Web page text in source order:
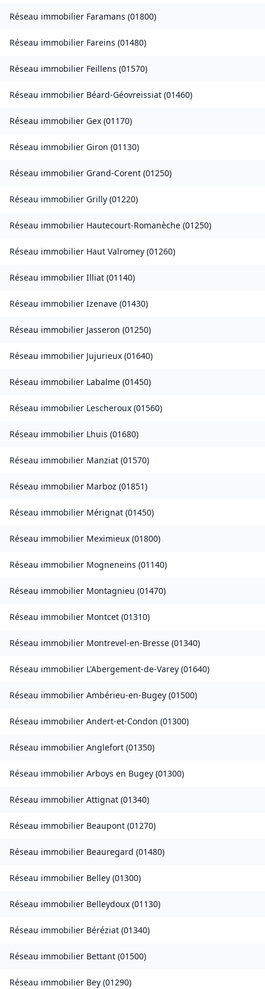
Réseau immobilier Faramans (01800)
Réseau immobilier Fareins (01480)
Réseau immobilier Feillens (01570)
Réseau immobilier Béard-Géovreissiat (01460)
Réseau immobilier Gex (01170)
Réseau immobilier Giron (01130)
Réseau immobilier Grand-Corent (01250)
Réseau immobilier Grilly (01220)
Réseau immobilier Hautecourt-Romanèche (01250)
Réseau immobilier Haut Valromey (01260)
Réseau immobilier Illiat (01140)
Réseau immobilier Izenave (01430)
Réseau immobilier Jasseron (01250)
Réseau immobilier Jujurieux (01640)
Réseau immobilier Labalme (01450)
Réseau immobilier Lescheroux (01560)
Réseau immobilier Lhuis (01680)
Réseau immobilier Manziat (01570)
Réseau immobilier Marboz (01851)
Réseau immobilier Mérignat (01450)
Réseau immobilier Meximieux (01800)
Réseau immobilier Mogneneins (01140)
Réseau immobilier Montagnieu (01470)
Réseau immobilier Montcet (01310)
Réseau immobilier Montrevel-en-Bresse (01340)
Réseau immobilier L'Abergement-de-Varey (01640)
Réseau immobilier Ambérieu-en-Bugey (01500)
Réseau immobilier Andert-et-Condon (01300)
Réseau immobilier Anglefort (01350)
Réseau immobilier Arboys en Bugey (01300)
Réseau immobilier Attignat (01340)
Réseau immobilier Beaupont (01270)
Réseau immobilier Beauregard (01480)
Réseau immobilier Belley (01300)
Réseau immobilier Belleydoux (01130)
Réseau immobilier Béréziat (01340)
Réseau immobilier Bettant (01500)
Réseau immobilier Bey (01290)